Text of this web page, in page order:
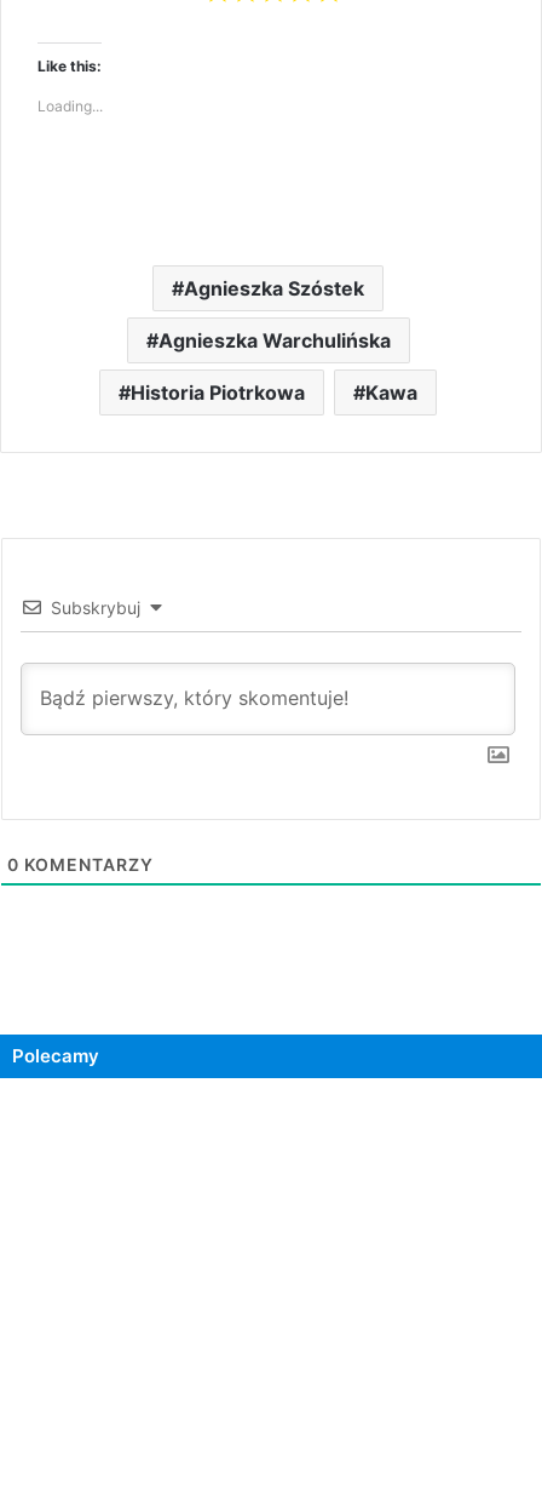
Like this:
Loading...
Agnieszka Szóstek
Agnieszka Warchulińska
Historia Piotrkowa Kawa
Subskrybuj
0 KOMENTARZY
Polecamy